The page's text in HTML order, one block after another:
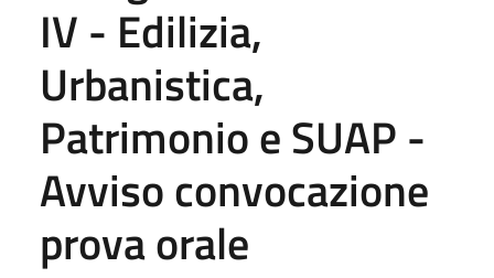
IV - Edilizia,
Urbanistica,
Patrimonio e SUAP -
Avviso convocazione
prova orale